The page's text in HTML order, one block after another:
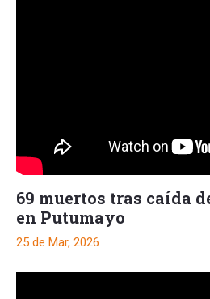
69 muertos tras caída
en Putumayo
25 de Mar, 2026